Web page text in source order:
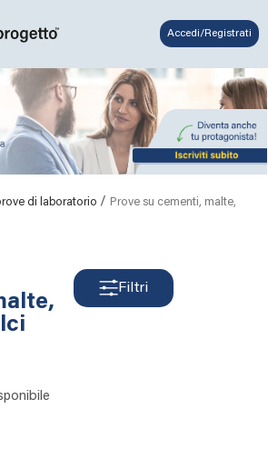
Accedi/Registrati
di laboratorio / Prove su cementi, malte,
Filtri